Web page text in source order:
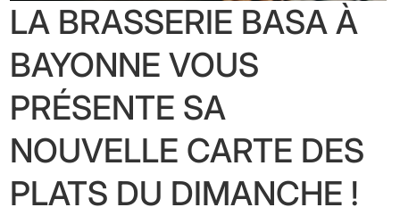
LA BRASSERIE BASA À
BAYONNE VOUS
PRÉSENTE SA
NOUVELLE CARTE DES
PLATS DU DIMANCHE !